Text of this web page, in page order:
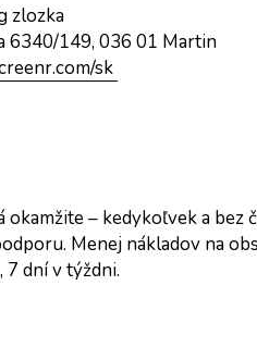
zlozka
6340/149, 036 01 Martin
sk
– kedykoľvek a bez
Menej nákladov na
7 dní v týždni.